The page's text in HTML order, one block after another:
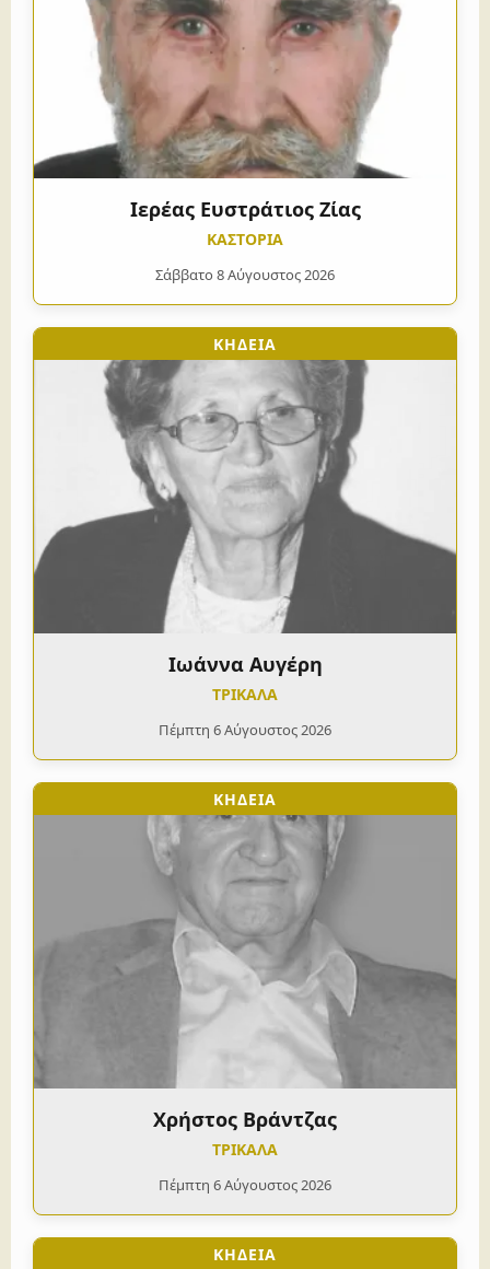
Ιερέας Ευστράτιος Ζίας
ΚΑΣΤΟΡΙΑ
Σάββατο 8 Αύγουστος 2026
ΚΗΔΕΙΑ
Ιωάννα Αυγέρη
ΤΡΙΚΑΛΑ
Πέμπτη 6 Αύγουστος 2026
ΚΗΔΕΙΑ
Χρήστος Βράντζας
ΤΡΙΚΑΛΑ
Πέμπτη 6 Αύγουστος 2026
ΚΗΔΕΙΑ